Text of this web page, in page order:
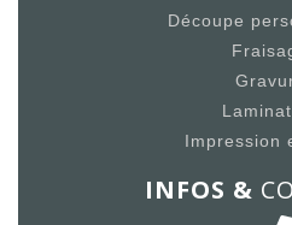
Découpe
Impression
INFOS &